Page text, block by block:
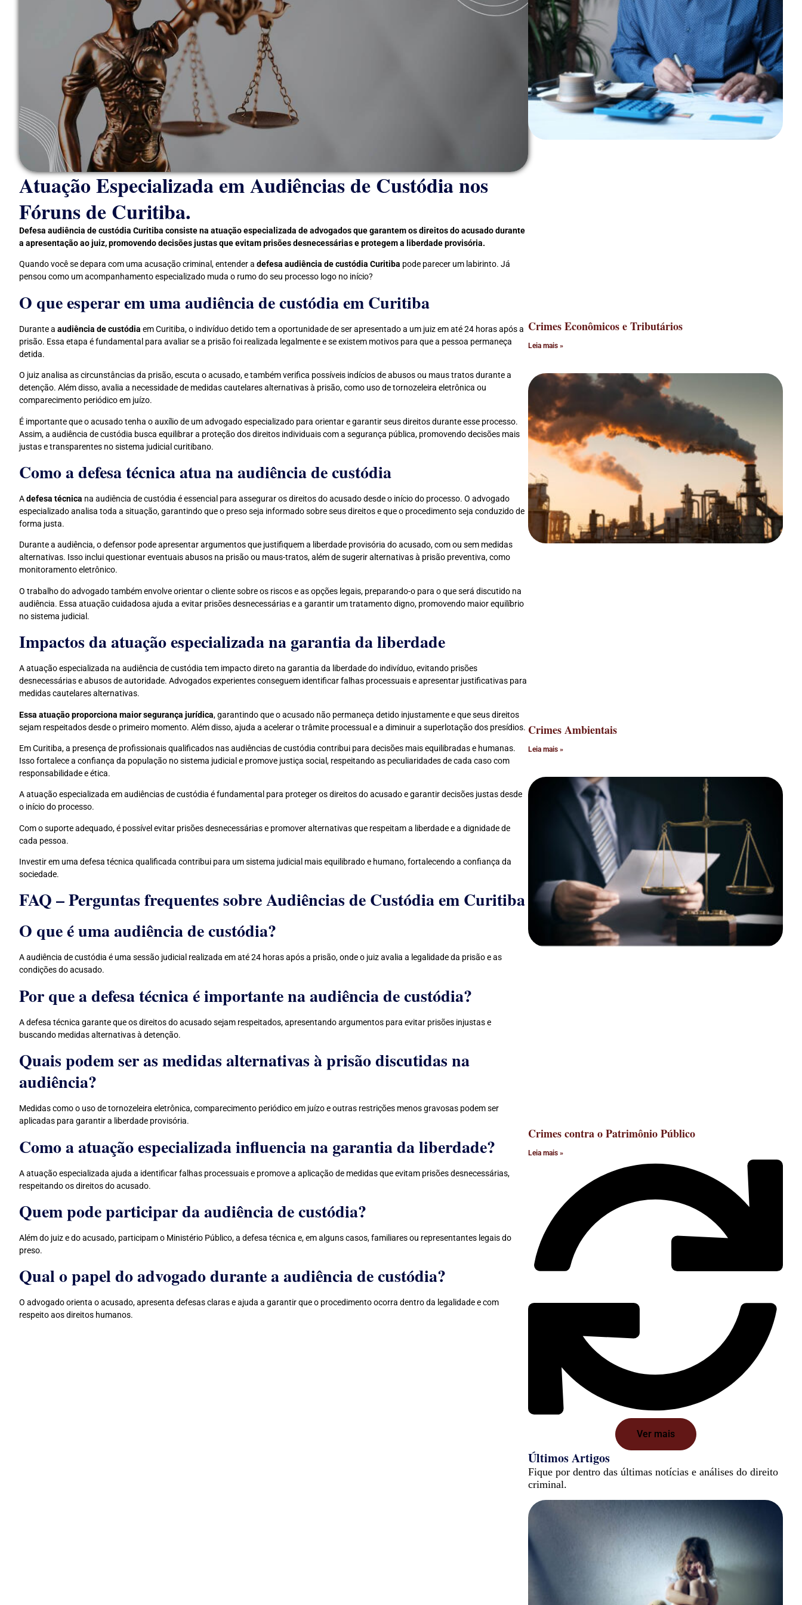
Atuação Especializada em Audiências de Custódia nos
Fóruns de Curitiba.
Defesa audiência de custódia Curitiba consiste na atuação especializada de advogados que garantem os direitos do acusado durante
a apresentação ao juiz, promovendo decisões justas que evitam prisões desnecessárias e protegem a liberdade provisória.
Quando você se depara com uma acusação criminal, entender a defesa audiência de custódia Curitiba pode parecer um labirinto. Já
pensou como um acompanhamento especializado muda o rumo do seu processo logo no início?
O que esperar em uma audiência de custódia em Curitiba
Durante a audiência de custódia em Curitiba, o indivíduo detido tem a oportunidade de ser apresentado a um juiz em até 24 horas após a
prisão. Essa etapa é fundamental para avaliar se a prisão foi realizada legalmente e se existem motivos para que a pessoa permaneça
detida.
O juiz analisa as circunstâncias da prisão, escuta o acusado, e também verifica possíveis indícios de abusos ou maus tratos durante a
detenção. Além disso, avalia a necessidade de medidas cautelares alternativas à prisão, como uso de tornozeleira eletrônica ou
comparecimento periódico em juízo.
É importante que o acusado tenha o auxílio de um advogado especializado para orientar e garantir seus direitos durante esse processo.
Assim, a audiência de custódia busca equilibrar a proteção dos direitos individuais com a segurança pública, promovendo decisões mais
justas e transparentes no sistema judicial curitibano.
Como a defesa técnica atua na audiência de custódia
Adefesa técnica na audiência de custódia é essencial para assegurar os direitos do acusado desde o início do processo. O advogado
especializado analisa toda a situação, garantindo que o preso seja informado sobre seus direitos e que o procedimento seja conduzido de
forma justa.
Durante a audiência, o defensor pode apresentar argumentos que justifiquem a liberdade provisória do acusado, com ou sem medidas
alternativas. Isso inclui questionar eventuais abusos na prisão ou maus-tratos, além de sugerir alternativas à prisão preventiva, como
monitoramento eletrônico.
O trabalho do advogado também envolve orientar o cliente sobre os riscos e as opções legais, preparando-o para o que será discutido na
audiência. Essa atuação cuidadosa ajuda a evitar prisões desnecessárias e a garantir um tratamento digno, promovendo maior equilíbrio
no sistema judicial.
Impactos da atuação especializada na garantia da liberdade
A atuação especializada na audiência de custódia tem impacto direto na garantia da liberdade do indivíduo, evitando prisões
desnecessárias e abusos de autoridade. Advogados experientes conseguem identificar falhas processuais e apresentar justificativas para
medidas cautelares alternativas.
Essa atuação proporciona maior segurança jurídica, garantindo que o acusado não permaneça detido injustamente e que seus direitos
sejam respeitados desde o primeiro momento. Além disso, ajuda a acelerar o trâmite processual e a diminuir a superlotação dos presídios.
Em Curitiba, a presença de profissionais qualificados nas audiências de custódia contribui para decisões mais equilibradas e humanas.
Isso fortalece a confiança da população no sistema judicial e promove justiça social, respeitando as peculiaridades de cada caso com
responsabilidade e ética.
A atuação especializada em audiências de custódia é fundamental para proteger os direitos do acusado e garantir decisões justas desde
o início do processo.
Com o suporte adequado, é possível evitar prisões desnecessárias e promover alternativas que respeitam a liberdade e a dignidade de
cada pessoa.
Investir em uma defesa técnica qualificada contribui para um sistema judicial mais equilibrado e humano, fortalecendo a confiança da
sociedade.
FAQ – Perguntas frequentes sobre Audiências de Custódia em Curitiba
O que é uma audiência de custódia?
A audiência de custódia é uma sessão judicial realizada em até 24 horas após a prisão, onde o juiz avalia a legalidade da prisão e as
condições do acusado.
Por que a defesa técnica é importante na audiência de custódia?
A defesa técnica garante que os direitos do acusado sejam respeitados, apresentando argumentos para evitar prisões injustas e
buscando medidas alternativas à detenção.
Quais podem ser as medidas alternativas à prisão discutidas na
audiência?
Medidas como o uso de tornozeleira eletrônica, comparecimento periódico em juízo e outras restrições menos gravosas podem ser
aplicadas para garantir a liberdade provisória.
Como a atuação especializada influencia na garantia da liberdade?
A atuação especializada ajuda a identificar falhas processuais e promove a aplicação de medidas que evitam prisões desnecessárias,
respeitando os direitos do acusado.
Quem pode participar da audiência de custódia?
Além do juiz e do acusado, participam o Ministério Público, a defesa técnica e, em alguns casos, familiares ou representantes legais do
preso.
Qual o papel do advogado durante a audiência de custódia?
O advogado orienta o acusado, apresenta defesas claras e ajuda a garantir que o procedimento ocorra dentro da legalidade e com
respeito aos direitos humanos.
Crimes Econômicos e Tributários
Leia mais »
Crimes Ambientais
Leia mais »
Crimes contra o Patrimônio Público
Leia mais »
Ver mais
Últimos Artigos
Fique por dentro das últimas notícias e análises do direito
criminal.